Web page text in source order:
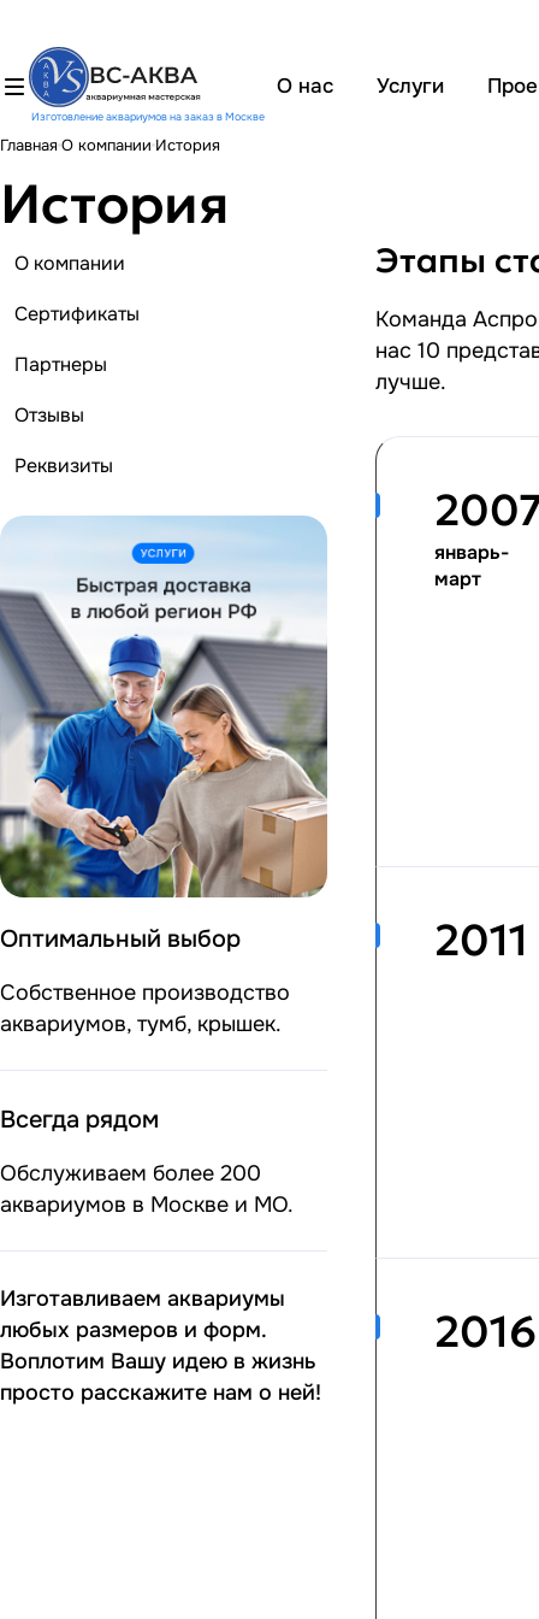
Изготовление аквариумов на заказ в Москве
О нас Услуги
Главная О компании История
История
Этапы
Команда
нас 10
лучше.
январь-
март
2011
2016
О компании
Сертификаты
Партнеры
Отзывы
Реквизиты
Оптимальный выбор
Собственное производство
аквариумов, тумб, крышек.
Всегда рядом
Обслуживаем более 200
аквариумов в Москве и МО.
Изготавливаем аквариумы
любых размеров и форм.
Воплотим Вашу идею в жизнь
просто расскажите нам о ней!